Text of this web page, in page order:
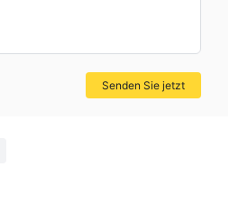
Senden Sie jetzt